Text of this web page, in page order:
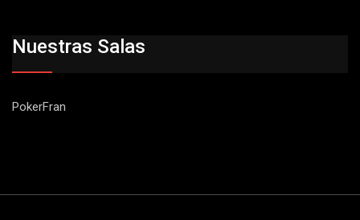
Nuestras Salas
PokerFran